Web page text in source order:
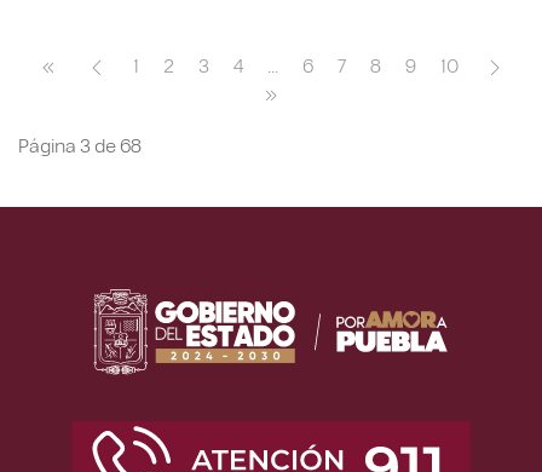
1 2 3 4 6 7 8 9 10
Página 3 de 68